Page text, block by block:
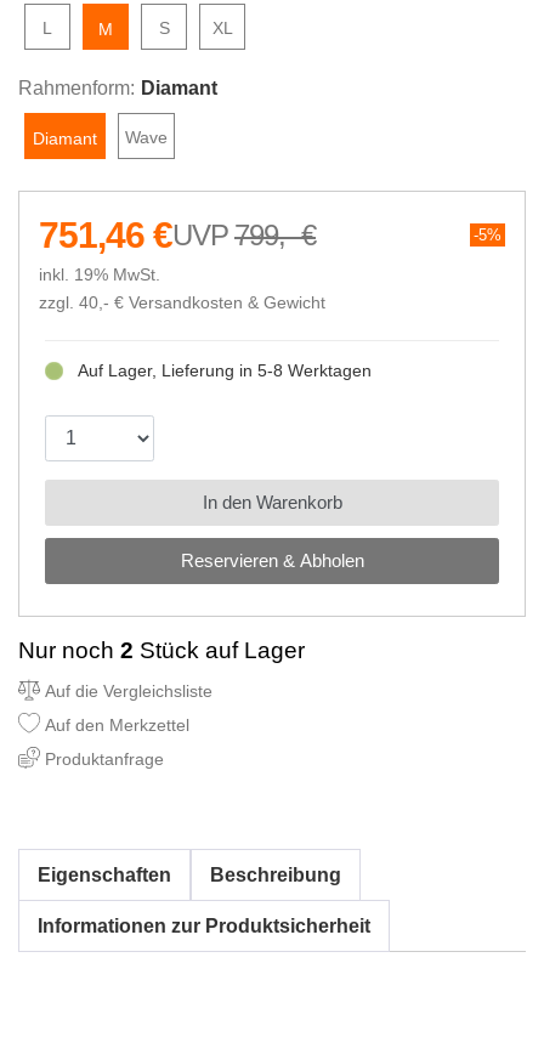
L M S XL
Rahmenform: Diamant
Diamant Wave
799,- € 5%
751,46 €
inkl. 19% MwSt.
zzgl. 40,- € Versandkosten & Gewicht
Reservieren & Abholen
Auf Lager, Lieferung in 5-8 Werktagen
In den Warenkorb
Nur noch 2 Stück auf Lager
Auf die Vergleichsliste
Auf den Merkzettel
Produktanfrage
Eigenschaften Beschreibung
Informationen zur Produktsicherheit